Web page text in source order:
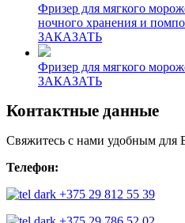
Фризер для мягкого
ночного хранения и
ЗАКАЗАТЬ
Фризер для мягкого
ЗАКАЗАТЬ
Контактные данные
Свяжитесь с нами удобным для
Телефон:
+375 29 812 55 39